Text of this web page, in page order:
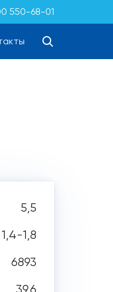
550-68-01
5,5
1,4-1,8
6893